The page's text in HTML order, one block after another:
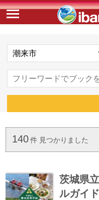
140 件 見つかりました
茨城県
ルガイド